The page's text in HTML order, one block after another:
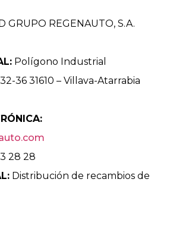
GRUPO REGENAUTO, S.A.
Polígono Industrial
36 31610 – Villava-Atarrabia
28 28
Distribución de recambios de